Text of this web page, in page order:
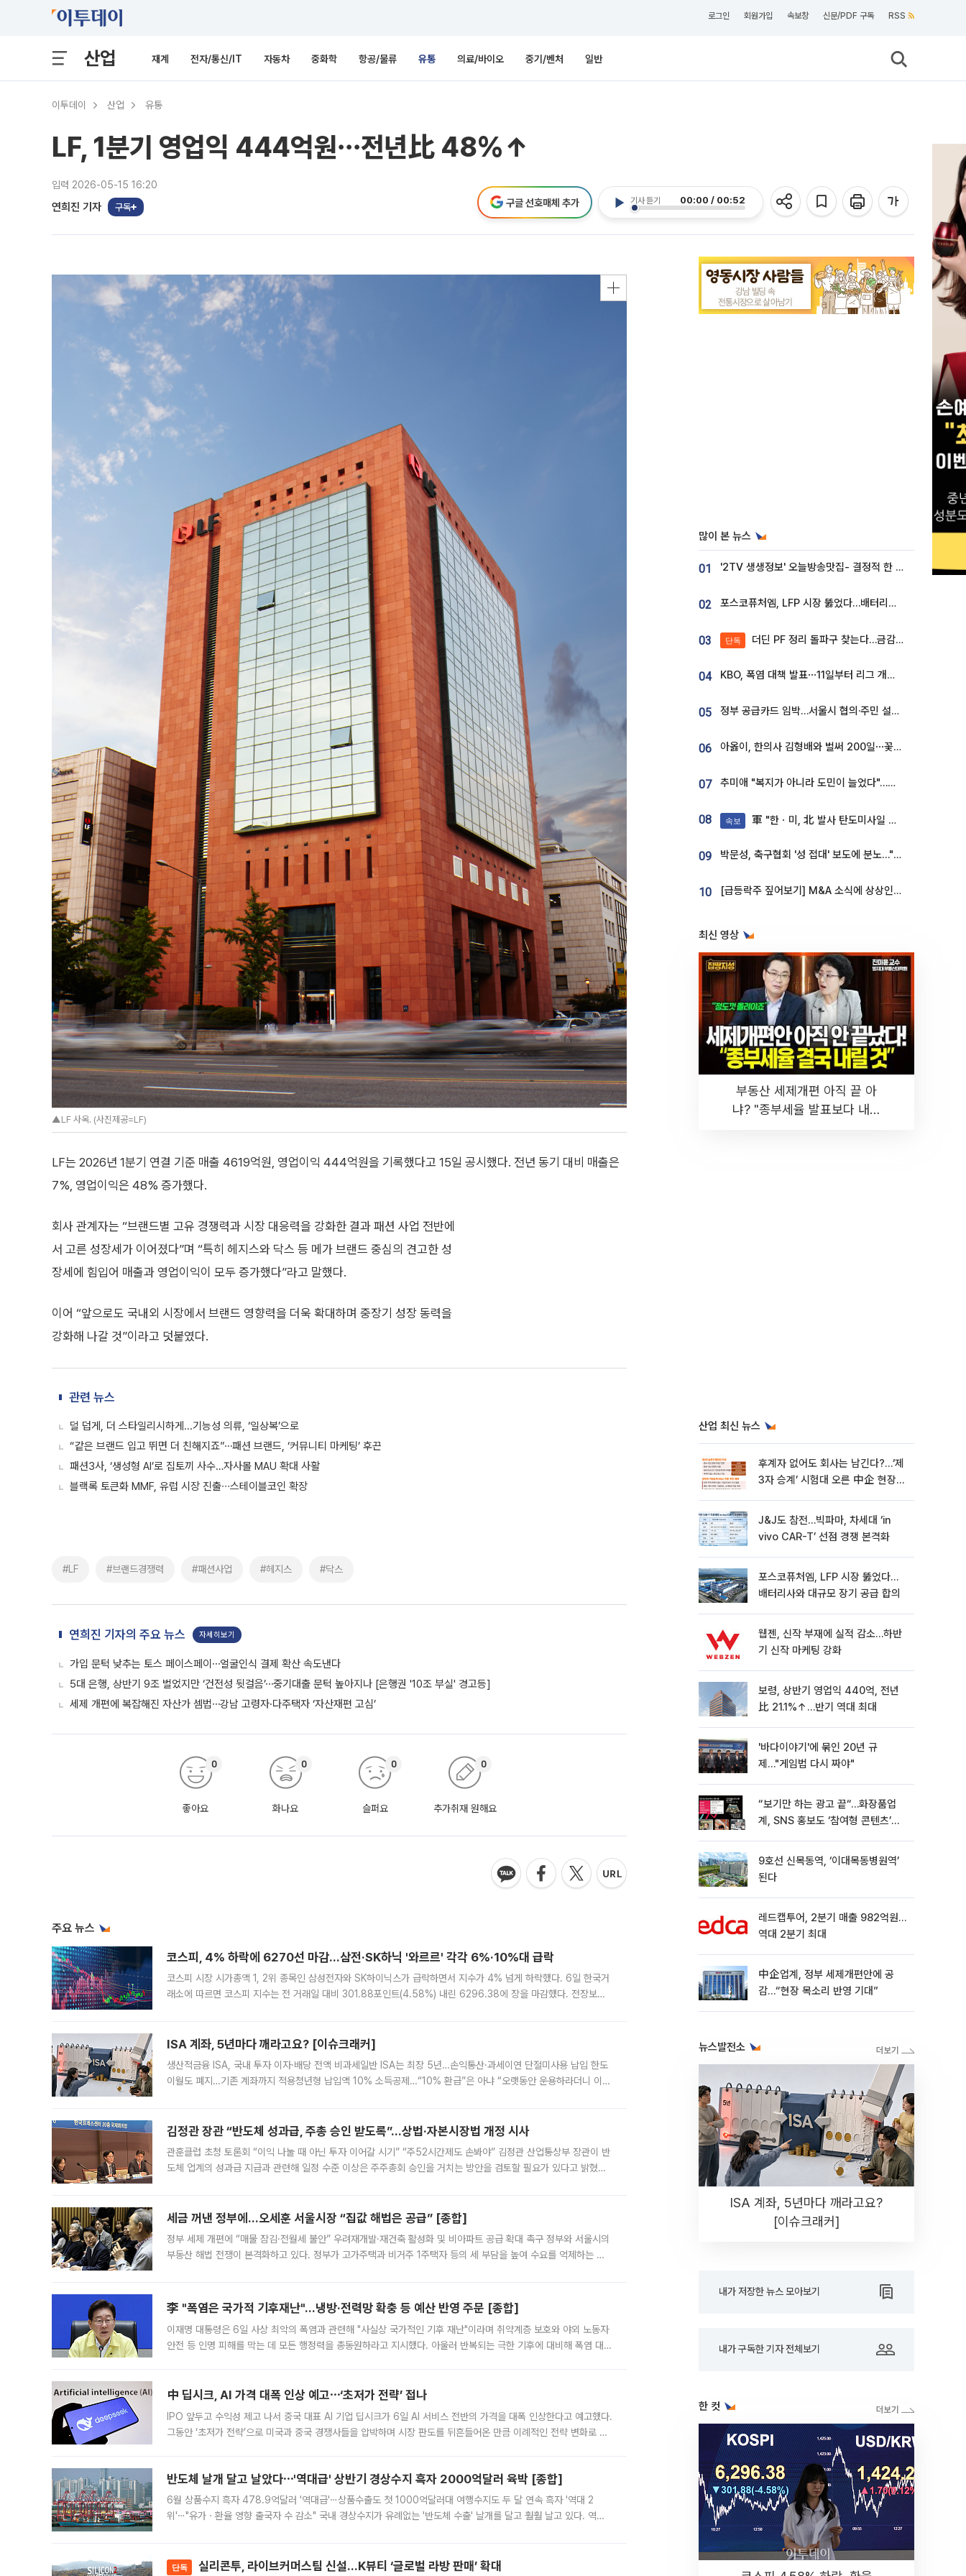
로그인 회원가입 속보창 신문/PDF 구독 RSS
산업 재계 전자/통신/IT 자동차 중화학 항공/물류 유통 의료/바이오 중기/벤처 일반
이투데이 산업 유통
LF, 1분기 영업익 444억원⋯전년比 48%↑
입력 2026-05-15 16:20
연희진 기자 구독
기사 듣기 00:00 / 00:52
구글 선호매체 추가
▲LF 사옥. (사진제공=LF)
LF는 2026년 1분기 연결 기준 매출 4619억원, 영업이익 444억원을 기록했다고 15일 공시했다. 전년 동기 대비 매출은
7%, 영업이익은 48% 증가했다.
회사 관계자는 “브랜드별 고유 경쟁력과 시장 대응력을 강화한 결과 패션 사업 전반에
서 고른 성장세가 이어졌다”며 “특히 헤지스와 닥스 등 메가 브랜드 중심의 견고한 성
장세에 힘입어 매출과 영업이익이 모두 증가했다”라고 말했다.
이어 “앞으로도 국내외 시장에서 브랜드 영향력을 더욱 확대하며 중장기 성장 동력을
강화해 나갈 것”이라고 덧붙였다.
관련 뉴스
덜 덥게, 더 스타일리시하게...기능성 의류, ‘일상복’으로
“같은 브랜드 입고 뛰면 더 친해지죠”⋯패션 브랜드, ‘커뮤니티 마케팅’ 후끈
패션3사, ‘생성형 AI’로 집토끼 사수…자사몰 MAU 확대 사활
블랙록 토큰화 MMF, 유럽 시장 진출∙∙∙스테이블코인 확장
#LF #브랜드경쟁력 #패션사업 #헤지스 #닥스
연희진 기자의 주요 뉴스 자세히보기
가입 문턱 낮추는 토스 페이스페이⋯얼굴인식 결제 확산 속도낸다
5대 은행, 상반기 9조 벌었지만 ‘건전성 뒷걸음’⋯중기대출 문턱 높아지나 [은행권 '10조 부실' 경고등]
세제 개편에 복잡해진 자산가 셈법⋯강남 고령자·다주택자 ‘자산재편 고심’
좋아요
0
화나요
0
슬퍼요
0
추가취재 원해요
0
주요 뉴스
코스피, 4% 하락에 6270선 마감…삼전·SK하닉 '와르르' 각각 6%·10%대 급락
코스피 시장 시가총액 1, 2위 종목인 삼성전자와 SK하이닉스가 급락하면서 지수가 4% 넘게 하락했다. 6일 한국거
래소에 따르면 코스피 지수는 전 거래일 대비 301.88포인트(4.58%) 내린 6296.38에 장을 마감했다. 전장보다
ISA 계좌, 5년마다 깨라고요? [이슈크래커]
생산적금융 ISA, 국내 투자 이자·배당 전액 비과세일반 ISA는 최장 5년…손익통산·과세이연 단절미사용 납입 한도
이월도 폐지…기존 계좌까지 적용청년형 납입액 10% 소득공제…“10% 환급”은 아냐 “오랫동안 운용하라더니 이제
김정관 장관 “반도체 성과급, 주총 승인 받도록”…상법·자본시장법 개정 시사
관훈클럽 초청 토론회 “이익 나눌 때 아닌 투자 이어갈 시기” “주52시간제도 손봐야” 김정관 산업통상부 장관이 반
도체 업계의 성과급 지급과 관련해 일정 수준 이상은 주주총회 승인을 거치는 방안을 검토할 필요가 있다고 밝혔다.
세금 꺼낸 정부에…오세훈 서울시장 “집값 해법은 공급” [종합]
정부 세제 개편에 “매물 잠김·전월세 불안” 우려재개발·재건축 활성화 및 비아파트 공급 확대 촉구 정부와 서울시의
부동산 해법 전쟁이 본격화하고 있다. 정부가 고가주택과 비거주 1주택자 등의 세 부담을 높여 수요를 억제하는 카
李 "폭염은 국가적 기후재난"…냉방·전력망 확충 등 예산 반영 주문 [종합]
이재명 대통령은 6일 사상 최악의 폭염과 관련해 "사실상 국가적인 기후 재난"이라며 취약계층 보호와 야외 노동자
안전 등 인명 피해를 막는 데 모든 행정력을 총동원하라고 지시했다. 아울러 반복되는 극한 기후에 대비해 폭염 대응
中 딥시크, AI 가격 대폭 인상 예고⋯‘초저가 전략’ 접나
IPO 앞두고 수익성 제고 나서 중국 대표 AI 기업 딥시크가 6일 AI 서비스 전반의 가격을 대폭 인상한다고 예고했다.
그동안 ‘초저가 전략’으로 미국과 중국 경쟁사들을 압박하며 시장 판도를 뒤흔들어온 만큼 이례적인 전략 변화로 평
반도체 날개 달고 날았다⋯'역대급' 상반기 경상수지 흑자 2000억달러 육박 [종합]
6월 상품수지 흑자 478.9억달러 '역대급'⋯상품수출도 첫 1000억달러대 여행수지도 두 달 연속 흑자 '역대 2
위'⋯"유가ㆍ환율 영향 출국자 수 감소" 국내 경상수지가 유례없는 '반도체 수출' 날개를 달고 훨훨 날고 있다. 역대
단독 실리콘투, 라이브커머스팀 신설…K뷰티 ‘글로벌 라방 판매’ 확대
많이 본 뉴스
01 '2TV 생생정보' 오늘방송맛집- 결정적 한 수, 3종 메밀면! 메밀 소바 맛집 '의○○○○'
02 포스코퓨처엠, LFP 시장 뚫었다…배터리사와 대규모 장기 공급 합의
03 단독 더딘 PF 정리 돌파구 찾는다…금감원, 1년 반 만에 매각설명회 재개
04 KBO, 폭염 대책 발표⋯11일부터 리그 개시ㆍ경기 오후 7시 시작
05 정부 공급카드 임박…서울시 협의·주민 설득이 성패 가른다 [부동산 해법 전쟁]
06 아옳이, 한의사 김형배와 벌써 200일⋯꽃다발 들고 "프러포즈 아냐"
07 추미애 "복지가 아니라 도민이 늘었다"…재정난 책임론 정면돌파
08 속보 軍 "한ㆍ미, 北 발사 탄도미사일 제원 정밀분석 중"
09 박문성, 축구협회 '성 접대' 보도에 분노…"다 말아먹으려고 작정했나"
10 [급등락주 짚어보기] M&A 소식에 상상인증권ㆍ유니켐 ‘상한가’⋯유증 제동 걸린 SK디앤디↑
최신 영상
부동산 세제개편 아직 끝 아
냐? "종부세율 발표보다 내릴
산업 최신 뉴스
후계자 없어도 회사는 남긴다?…‘제
3자 승계’ 시험대 오른 中企 현장
J&J도 참전…빅파마, 차세대 ‘in
vivo CAR-T’ 선점 경쟁 본격화
포스코퓨처엠, LFP 시장 뚫었다…
배터리사와 대규모 장기 공급 합의
웹젠, 신작 부재에 실적 감소…하반
기 신작 마케팅 강화
보령, 상반기 영업익 440억, 전년
比 21.1%↑…반기 역대 최대
'바다이야기'에 묶인 20년 규
제…"게임법 다시 짜야"
“보기만 하는 광고 끝“…화장품업
계, SNS 홍보도 ‘참여형 콘텐츠’로
9호선 신목동역, ‘이대목동병원역’
된다
레드캡투어, 2분기 매출 982억원…
역대 2분기 최대
中企업계, 정부 세제개편안에 공
감…“현장 목소리 반영 기대”
뉴스발전소
ISA 계좌, 5년마다 깨라고요?
[이슈크래커]
내가 저장한 뉴스 모아보기
내가 구독한 기자 전체보기
한 컷